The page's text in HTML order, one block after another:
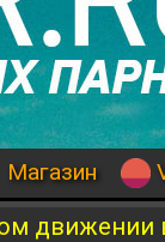
Магазин
движении